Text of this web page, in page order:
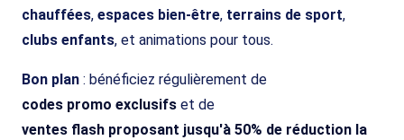
chauffées, espaces bien-être, terrains de sport,
clubs enfants, et animations pour tous.
Bon plan : bénéficiez régulièrement de
codes promo exclusifs et de
ventes flash proposant jusqu'à 50% de réduction la